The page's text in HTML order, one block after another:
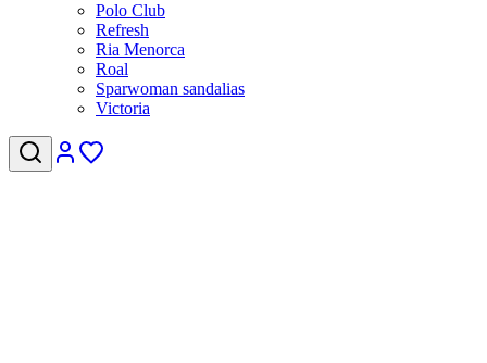
Polo Club
Refresh
Ria Menorca
Roal
Sparwoman sandalias
Victoria